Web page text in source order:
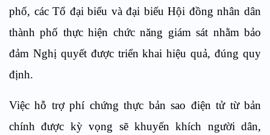
phố, các Tổ đại biểu và đại biểu Hội đồng nhân dân
thành phố thực hiện chức năng giám sát nhằm bảo
đảm Nghị quyết được triển khai hiệu quả, đúng quy
định.
Việc hỗ trợ phí chứng thực bản sao điện tử từ bản
chính được kỳ vọng sẽ khuyến khích người dân,